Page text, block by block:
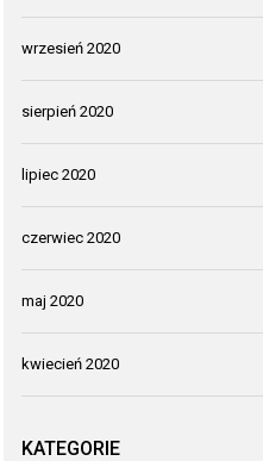
wrzesień 2020
sierpień 2020
lipiec 2020
czerwiec 2020
maj 2020
kwiecień 2020
KATEGORIE